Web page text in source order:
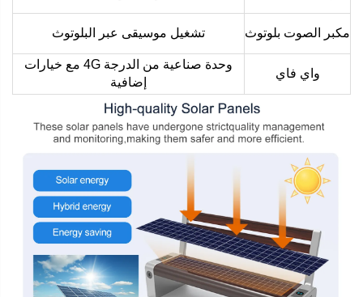
مكبر الصوت بلوتوث تشغيل موسيقى عبر البلوتوث
واي فاي
وحدة صناعية من الدرجة 4G مع خيارات
إضافية